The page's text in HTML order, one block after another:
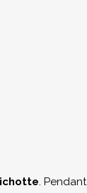
. Pendant